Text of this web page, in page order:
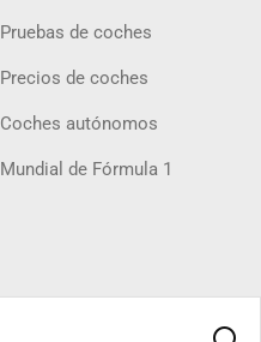
Pruebas de coches
Precios de coches
Coches autónomos
Mundial de Fórmula 1